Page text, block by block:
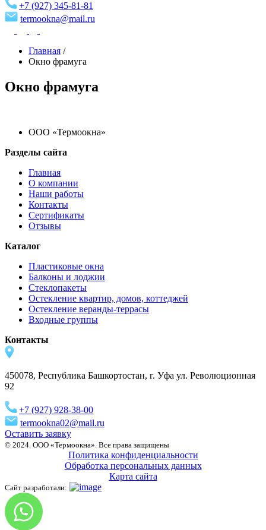
+7 (927) 345-81-81
termookna@mail.ru
Главная /
Окно фрамуга
Окно фрамуга
ООО «Термоокна»
Разделы сайта
Главная
О компании
Наши работы
Контакты
Сертификаты
Отзывы
Каталог
Пластиковые окна
Балконы и лоджии
Стеклопакеты
Остекление квартир, домов, коттеджей
Остекление веранды-террасы
Входные группы
Контакты
450078, Республика Башкортостан, г. Уфа ул. Революционная
92
+7 (927) 928-38-00
termookna02@mail.ru
Оставить заявку
© 2024. ООО «Термоокна». Все права защищены
Политика конфиденциальности
Обработка персональных данных
Карта сайта
Сайт разработали: